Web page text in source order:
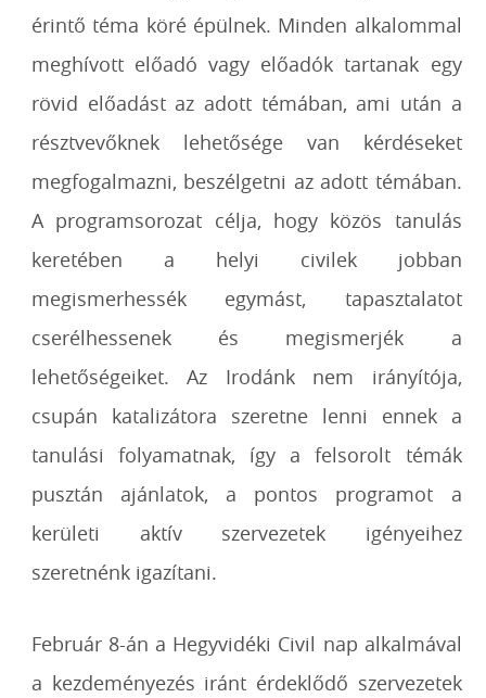
érintő téma köré épülnek. Minden alkalommal
meghívott előadó vagy előadók tartanak egy
rövid előadást az adott témában, ami után a
résztvevőknek lehetősége van kérdéseket
megfogalmazni, beszélgetni az adott témában.
A programsorozat célja, hogy közös tanulás
keretében a helyi civilek jobban
megismerhessék egymást, tapasztalatot
cserélhessenek és megismerjék a
lehetőségeiket. Az Irodánk nem irányítója,
csupán katalizátora szeretne lenni ennek a
tanulási folyamatnak, így a felsorolt témák
pusztán ajánlatok, a pontos programot a
kerületi aktív szervezetek igényeihez
szeretnénk igazítani.
Február 8-án a Hegyvidéki Civil nap alkalmával
a kezdeményezés iránt érdeklődő szervezetek